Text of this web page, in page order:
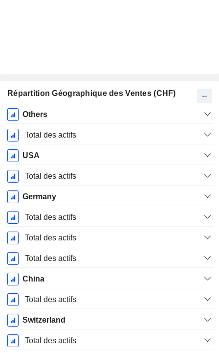
Répartition Géographique des Ventes (CHF)
Période
Fiscale:
Décembre
Others
Total des actifs
USA
Total des actifs
Germany
Total des actifs
Total des actifs
Total des actifs
China
Total des actifs
Switzerland
Total des actifs